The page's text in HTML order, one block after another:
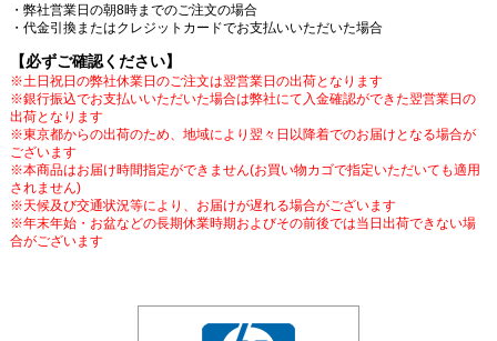
・弊社営業日の朝8時までのご注文の場合
・代金引換またはクレジットカードでお支払いいただいた場合
【必ずご確認ください】
※土日祝日の弊社休業日のご注文は翌営業日の出荷となります
※銀行振込でお支払いいただいた場合は弊社にて入金確認ができた翌営業日の
出荷となります
※東京都からの出荷のため、地域により翌々日以降着でのお届けとなる場合が
ございます
※本商品はお届け時間指定ができません(お買い物カゴで指定いただいても適用
されません)
※天候及び交通状況等により、お届けが遅れる場合がございます
※年末年始・お盆などの長期休業時期およびその前後では当日出荷できない場
合がございます